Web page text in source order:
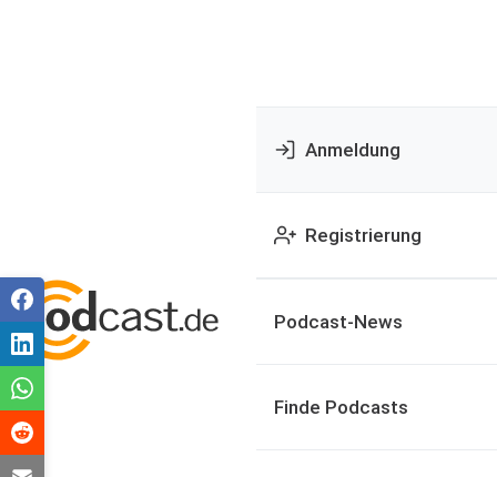
Anmeldung
Registrierung
Podcast-News
Finde Podcasts